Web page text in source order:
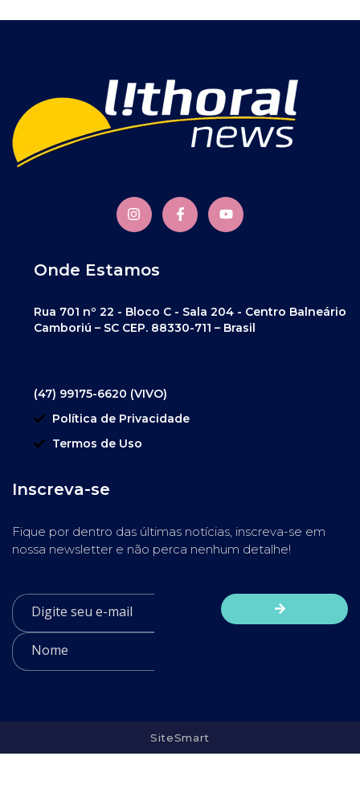
Onde Estamos
Rua 701 nº 22 - Bloco C - Sala 204 - Centro Balneário
Camboriú – SC CEP. 88330-711 – Brasil
(47) 99175-6620 (VIVO)
Política de Privacidade
Termos de Uso
Inscreva-se
Fique por dentro das últimas notícias, inscreva-se em
nossa newsletter e não perca nenhum detalhe!
SiteSmart